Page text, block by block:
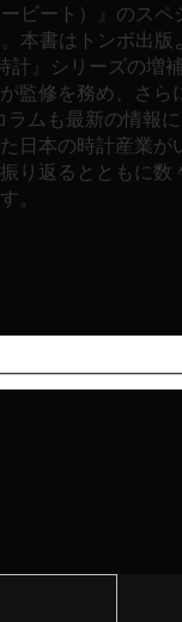
ービート）』のスペ
本書はトンボ出版
計』シリーズの増
監修を務め、さら
ラムも最新の情報
日本の時計産業が
り返るとともに数
。